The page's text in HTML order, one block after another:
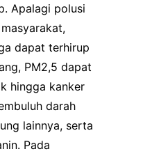
Apalagi polusi
dapat terhirup
PM2,5 dapat
hingga kanker
darah
lainnya, serta
Pada